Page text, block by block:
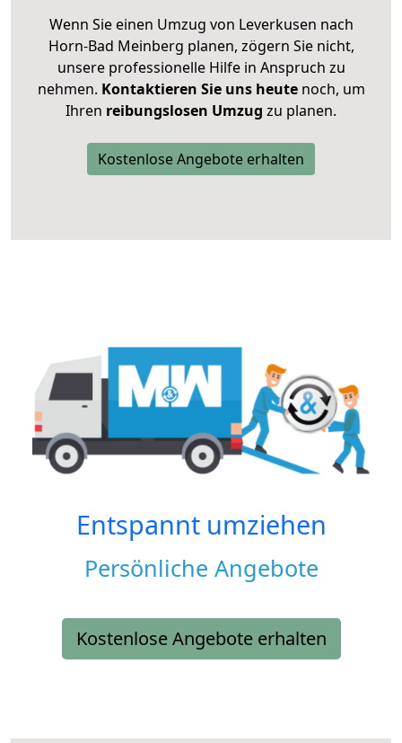
Wenn Sie einen Umzug von Leverkusen nach
Horn-Bad Meinberg planen, zögern Sie nicht,
unsere professionelle Hilfe in Anspruch zu
nehmen. Kontaktieren Sie uns heutenoch, um
Ihren reibungslosen Umzug zu planen.
Kostenlose Angebote erhalten
Entspannt umziehen
Persönliche Angebote
Kostenlose Angebote erhalten